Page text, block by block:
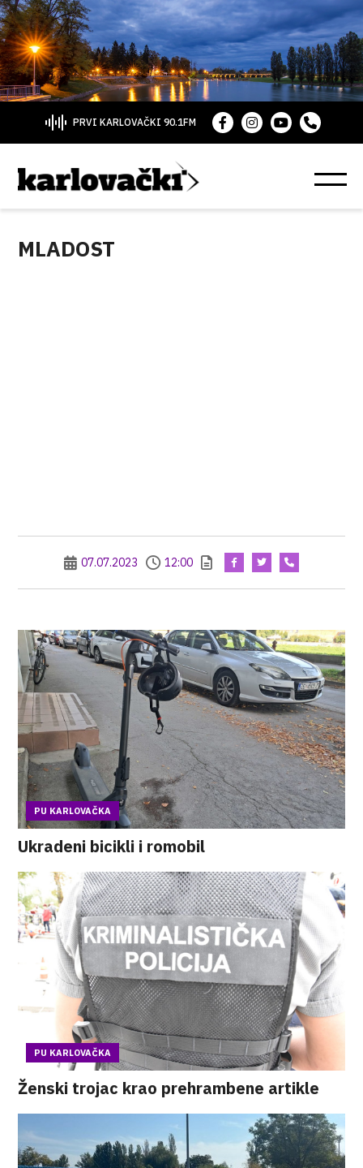
PRVI KARLOVAČKI 90.1FM
MLADOST
07.07.2023 12:00
PU KARLOVAČKA
Ukradeni bicikli i romobil
PU KARLOVAČKA
Ženski trojac krao prehrambene artikle